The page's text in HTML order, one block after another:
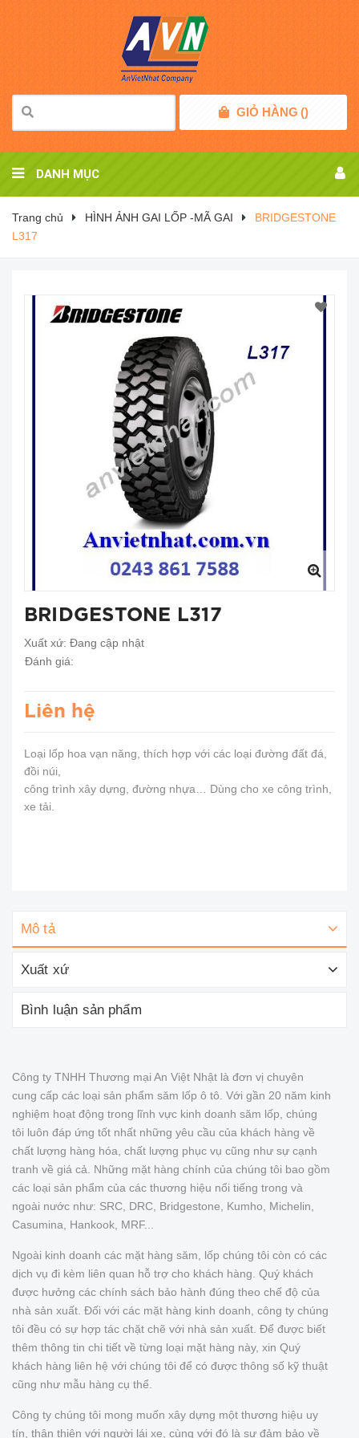
GIỎ HÀNG ()
DANH MỤC
Trang chủ HÌNH ẢNH GAI LỐP -MÃ GAI
BRIDGESTONE
L317
BRIDGESTONE L317
Xuất xứ: Đang cập nhật
Đánh giá:
Liên hệ
Loại lốp hoa vạn năng, thích hợp với các loại đường đất đá,
đồi núi,
công trình xây dựng, đường nhựa… Dùng cho xe công trình,
xe tải.
Mô tả
Xuất xứ
Bình luận sản phẩm
Công ty TNHH Thương mại An Việt Nhật là đơn vị chuyên
cung cấp các loại sản phẩm săm lốp ô tô. Với gần 20 năm kinh
nghiệm hoạt động trong lĩnh vực kinh doanh săm lốp, chúng
tôi luôn đáp ứng tốt nhất những yêu cầu của khách hàng về
chất lượng hàng hóa, chất lượng phục vụ cũng như sự cạnh
tranh về giá cả. Những mặt hàng chính của chúng tôi bao gồm
các loại sản phẩm của các thương hiệu nổi tiếng trong và
ngoài nước như: SRC, DRC, Bridgestone, Kumho, Michelin,
Casumina, Hankook, MRF...
Ngoài kinh doanh các mặt hàng săm, lốp chúng tôi còn có các
dịch vụ đi kèm liên quan hỗ trợ cho khách hàng. Quý khách
được hưởng các chính sách bảo hành đúng theo chế độ của
nhà sản xuất. Đối với các mặt hàng kinh doanh, công ty chúng
tôi đều có sự hợp tác chặt chẽ với nhà sản xuất. Để được biết
thêm thông tin chi tiết về từng loại mặt hàng này, xin Quý
khách hàng liên hệ với chúng tôi để có được thông số kỹ thuật
cũng như mẫu hàng cụ thể.
Công ty chúng tôi mong muốn xây dựng một thương hiệu uy
tín, thân thiện với người lái xe, cùng với đó là sự đảm bảo về